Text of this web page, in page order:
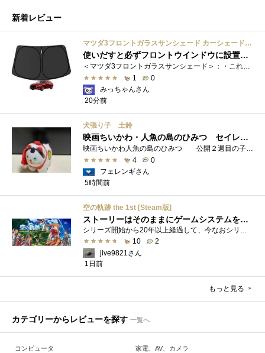
新着レビュー
マツダ3フロントガラスサンシェード カーシェード 車用 フロントウィンドウさんしえーど 遮光 断熱 カスタムパーツ 車種専用設計 折り畳み式 取付簡単 収納袋付き
使いだすと必ずフロントウインドウに設置する習慣がつきます
＜マツダ3フロントガラスサンシェード＞：・これまで使用していたサンシェードでも使用できるのですが、車内に蛇腹に畳んだサンシェード は�...
1
0
みっちゃんさん
20分前
犬張り子 土鈴
映画ちいかわ・人魚の島のひみつ セイレーンのモデルは犬だった？
4
0
フェレンギさん
5時間前
空の軌跡 the 1st [Steam版]
ストーリーはそのままにゲームシステムを現代化
10
2
jive9821さん
1日前
もっと見る
カテゴリーからレビューを探す 一覧へ
コンピュータ 家電、AV、カメラ